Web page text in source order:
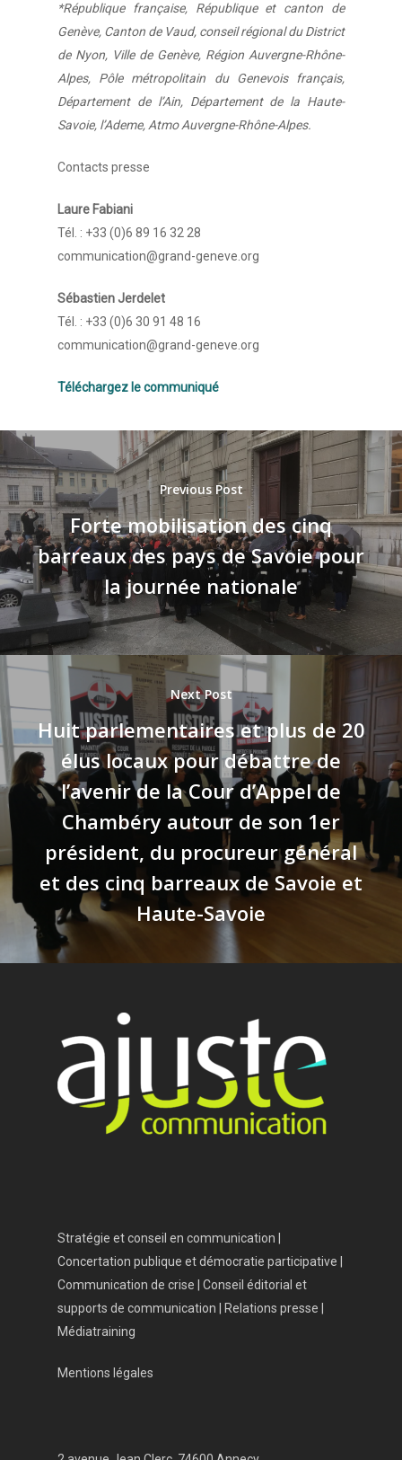
*République française, République et canton de
Genève, Canton de Vaud, conseil régional du District
de Nyon, Ville de Genève, Région Auvergne-Rhône-
Alpes, Pôle métropolitain du Genevois français,
Département de l’Ain, Département de la Haute-
Savoie, l’Ademe, Atmo Auvergne-Rhône-Alpes.
Contacts presse
Laure Fabiani
Tél. : +33 (0)6 89 16 32 28
communication@grand-geneve.org
Sébastien Jerdelet
Tél. : +33 (0)6 30 91 48 16
communication@grand-geneve.org
Téléchargez le communiqué
Previous Post
Forte mobilisation des cinq
barreaux des pays de Savoie pour
la journée nationale
Next Post
Huit parlementaires et plus de 20
élus locaux pour débattre de
l’avenir de la Cour d’Appel de
Chambéry autour de son 1er
président, du procureur général
et des cinq barreaux de Savoie et
Haute-Savoie
Stratégie et conseil en communication |
Concertation publique et démocratie participative |
Communication de crise | Conseil éditorial et
supports de communication | Relations presse |
Médiatraining
Mentions légales